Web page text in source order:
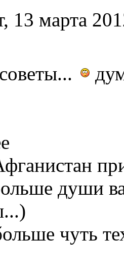
13 марта
души
чуть